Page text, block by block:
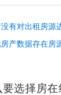
选择房在